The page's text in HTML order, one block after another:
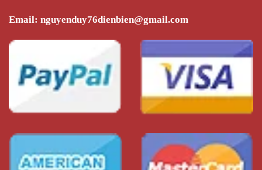
Email: nguyenduy76dienbien@gmail.com